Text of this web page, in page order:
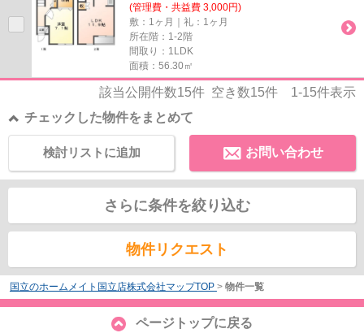
(管理費・共益費 3,000円)
敷：1ヶ月｜礼：1ヶ月
所在階：1-2階
間取り：1LDK
面積：56.30㎡
該当公開件数15件 空き数15件 1-15件表示
チェックした物件をまとめて
お問い合わせ
検討リストに追加
さらに条件を絞り込む
物件リクエスト
国立のホームメイト国立店株式会社マップTOP > 物件一覧
ページトップに戻る